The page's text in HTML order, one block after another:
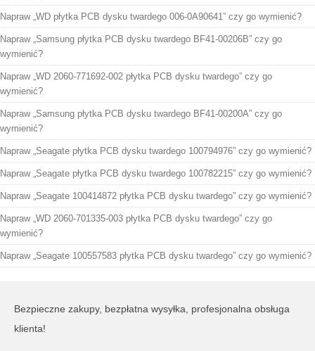
Napraw „WD płytka PCB dysku twardego 006-0A90641” czy go wymienić?
Napraw „Samsung płytka PCB dysku twardego BF41-00206B” czy go
wymienić?
Napraw „WD 2060-771692-002 płytka PCB dysku twardego” czy go
wymienić?
Napraw „Samsung płytka PCB dysku twardego BF41-00200A” czy go
wymienić?
Napraw „Seagate płytka PCB dysku twardego 100794976” czy go wymienić?
Napraw „Seagate płytka PCB dysku twardego 100782215” czy go wymienić?
Napraw „Seagate 100414872 płytka PCB dysku twardego” czy go wymienić?
Napraw „WD 2060-701335-003 płytka PCB dysku twardego” czy go
wymienić?
Napraw „Seagate 100557583 płytka PCB dysku twardego” czy go wymienić?
Bezpieczne zakupy, bezpłatna wysyłka, profesjonalna obsługa
klienta!